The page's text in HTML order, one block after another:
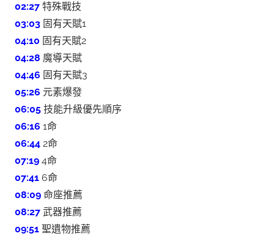
02:27 特殊戰技
03:03 固有天賦1
04:10 固有天賦2
04:28 魔導天賦
04:46 固有天賦3
05:26 元素爆發
06:05 技能升級優先順序
06:16 1命
06:44 2命
07:19 4命
07:41 6命
08:09 命座推薦
08:27 武器推薦
09:51 聖遺物推薦